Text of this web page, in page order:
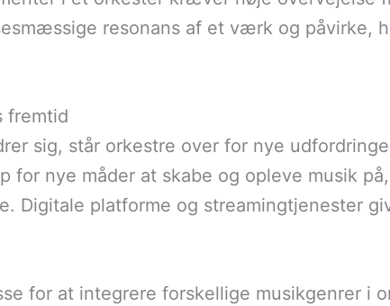
resonans af et værk og påvirke,
fremtid
sig, står orkestre over for nye
for nye måder at skabe og opleve musik
Digitale platforme og streamingtjenester
for at integrere forskellige musikgenrer i